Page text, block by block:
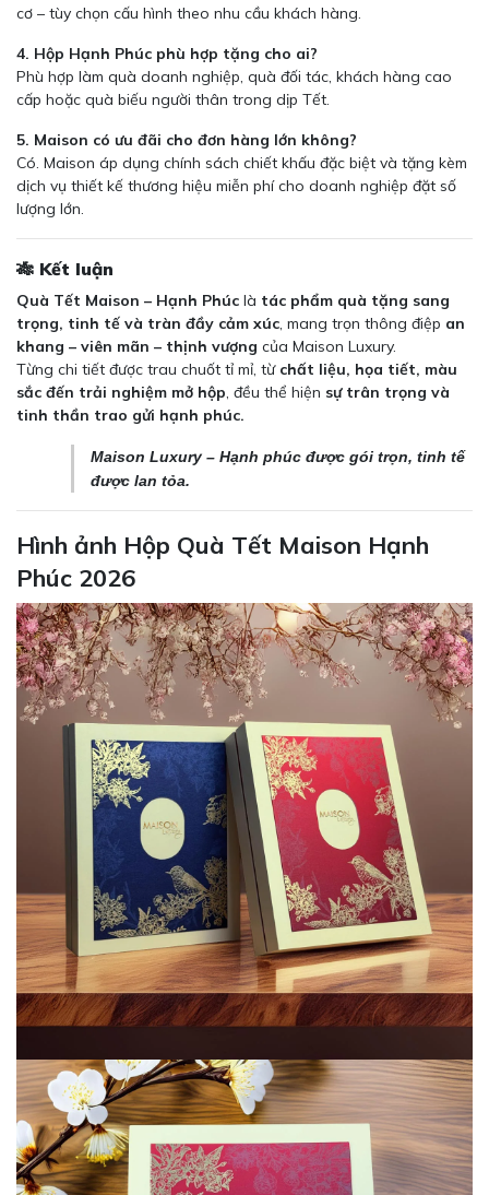
cơ – tùy chọn cấu hình theo nhu cầu khách hàng.
4. Hộp Hạnh Phúc phù hợp tặng cho ai?
Phù hợp làm quà doanh nghiệp, quà đối tác, khách hàng cao
cấp hoặc quà biếu người thân trong dịp Tết.
5. Maison có ưu đãi cho đơn hàng lớn không?
Có. Maison áp dụng chính sách chiết khấu đặc biệt và tặng kèm
dịch vụ thiết kế thương hiệu miễn phí cho doanh nghiệp đặt số
lượng lớn.
🎋 Kết luận
Quà Tết Maison – Hạnh Phúc là tác phẩm quà tặng sang
trọng, tinh tế và tràn đầy cảm xúc, mang trọn thông điệp an
khang – viên mãn – thịnh vượng của Maison Luxury.
Từng chi tiết được trau chuốt tỉ mỉ, từ chất liệu, họa tiết, màu
sắc đến trải nghiệm mở hộp, đều thể hiện sự trân trọng và
tinh thần trao gửi hạnh phúc.
Maison Luxury – Hạnh phúc được gói trọn, tinh tế
được lan tỏa.
Hình ảnh Hộp Quà Tết Maison Hạnh
Phúc 2026